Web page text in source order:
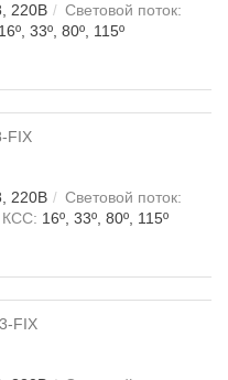
220В
Световой поток:
16º, 33º, 80º, 115º
220В
Световой поток:
КСС: 16º, 33º, 80º, 115º